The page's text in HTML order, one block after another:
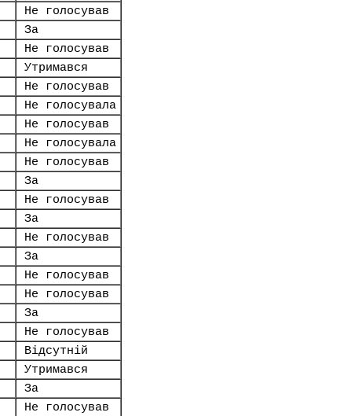
Не голосував
За
Не голосував
Утримався
Не голосував
Не голосувала
Не голосував
Не голосувала
Не голосував
За
Не голосував
За
Не голосував
За
Не голосував
Не голосував
За
Не голосував
Відсутній
Утримався
За
Не голосував